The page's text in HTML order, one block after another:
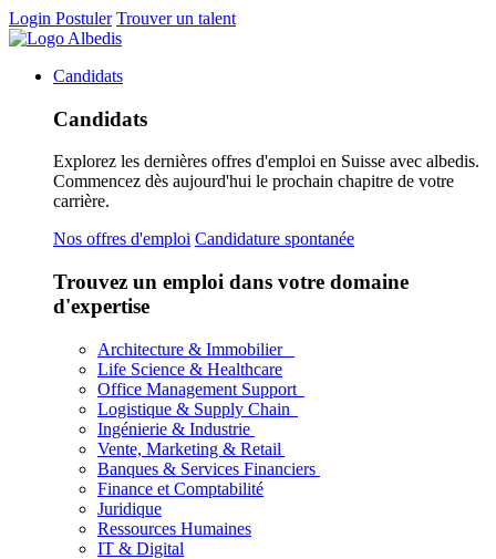
Login Postuler Trouver un talent
Candidats
Candidats
Explorez les dernières offres d'emploi en Suisse avec albedis.
Commencez dès aujourd'hui le prochain chapitre de votre
carrière.
Nos offres d'emploi Candidature spontanée
Trouvez un emploi dans votre domaine
d'expertise
Architecture & Immobilier
Life Science & Healthcare
Office Management Support
Logistique & Supply Chain
Ingénierie & Industrie
Vente, Marketing & Retail
Banques & Services Financiers
Finance et Comptabilité
Juridique
Ressources Humaines
IT & Digital